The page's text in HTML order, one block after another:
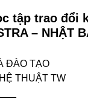
tập trao đổi
– NHẬT
ĐÀO TẠO
THUẬT TW